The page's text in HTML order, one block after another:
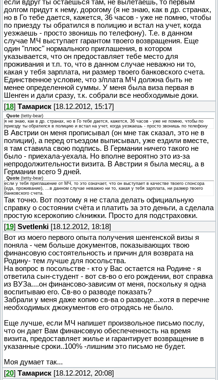
если вдруг ты остаешься там, не вылетаешь, то первым
долгом придут к нему, дорогому (я не знаю, как в др. странах,
но в Го тебе дается, кажется, 36 часов - уже не помню, чтобы
по приезду ты обратился в полицию и встал на учет, когда
уезжаешь - просто звонишь по телефону). Т.е. в данном
случае МЧ выступает гарантом твоего возвращения. Еще
один "плюс" нормального приглашения, в котором
указывается, что он предоставляет тебе место для
проживания и т.п. то, что в данном случае неважно ни то,
какая у тебя зарплата, ни размер твоего банковского счета.
Единственное условие, что з/плата МЧ должна быть не
менее определенной суммы. У меня была виза первая в
Шенген и дали сразу, т.к. собрали все необходимые доки.
[18] Тамариск [18.12.2012, 15:17]
Quote (tetty-bear)
я не знаю, как в др. странах, но в Го тебе дается, кажется, 36 часов - уже не помню, чтобы по
приезду ты обратился в полицию и встал на учет, когда уезжаешь - просто звонишь по телефону
В Австрии он меня прописывал (он мне так сказал, это не в
полиции), а перед отъездом выписывал, уже ездили вместе,
я там ставила свою подпись. В Германии ничего такого не
было - приехала-уехала. Но вполне вероятно это из-за
непродолжительности визита. В Австрии я была месяц, а в
Германии всего 9 дней.
Quote (tetty-bear)
если у тебя приглашение от МЧ, то это означает, что он выступает в качестве твоего спонсора
(еда, проживание), ...в данном случае неважно ни то, какая у тебя зарплата, ни размер твоего
банковского счета.
Так точно. Вот поэтому я не стала делать официальную
справку о состоянии счёта и платить за это деньги, а сделала
простую ксерокопию с/книжки. Просто для подстраховки.
[19] Svetlenki [18.12.2012, 18:18]
Вот из моего первого опыта получения шенгенской визы я
поняла - чем больше документов, показывающих твою
финансовую состоятельность и причин для возврата на
Родину- тем лучше для посольства.
На вопрос в посольстве - кто у Вас остается на Родине - я
ответила сын-студент - вот св-во о его рождении, вот справка
из ВУЗа....он финансово-зависим от меня, поскольку я одна
воспитываю его. Св-во о разводе показать?
Забрали у меня даже копию св-ва о разводе...хотя в перечне
необходимых джокументов его отродясь не было.
Еще лучше, если МЧ напишет произвольное письмо послу,
что он дает Вам финансовую обеспеченность на время
визита, предоставляет жилье и гарантирует возвращение в
указанные сроки..100% -лишним это письмо не будет.
Моя думает так...
[20] Тамариск [18.12.2012, 20:08]